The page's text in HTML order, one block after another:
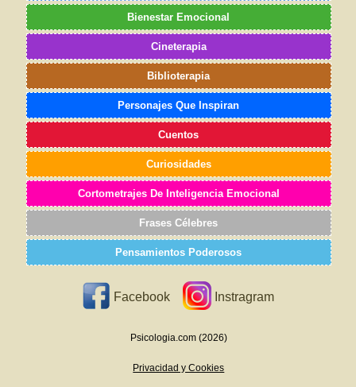
Bienestar Emocional
Cineterapia
Biblioterapia
Personajes Que Inspiran
Cuentos
Curiosidades
Cortometrajes De Inteligencia Emocional
Frases Célebres
Pensamientos Poderosos
Facebook Instragram
Psicologia.com (2026)
Privacidad y Cookies